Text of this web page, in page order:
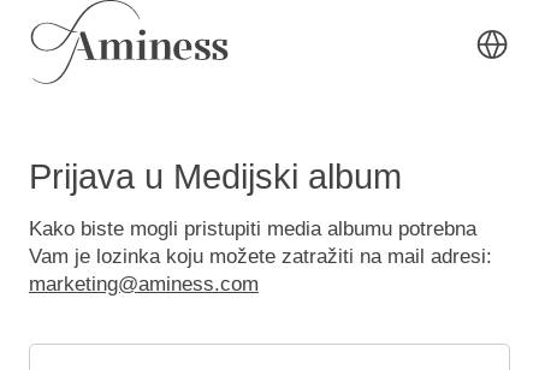
Prijava u Medijski album
Kako biste mogli pristupiti media albumu potrebna
Vam je lozinka koju možete zatražiti na mail adresi:
marketing@aminess.com